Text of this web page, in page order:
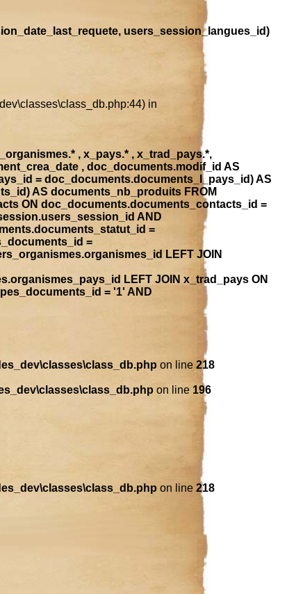
users_session_langues_id)
in
, x_pays.* , x_trad_pays.*,
, doc_documents.modif_id AS
= doc_documents.documents_l_pays_id) AS
AS documents_nb_produits FROM
ON doc_documents.documents_contacts_id =
AND
=
=
LEFT JOIN
LEFT JOIN x_trad_pays ON
= '1' AND
on line 218
on line 196
on line 218